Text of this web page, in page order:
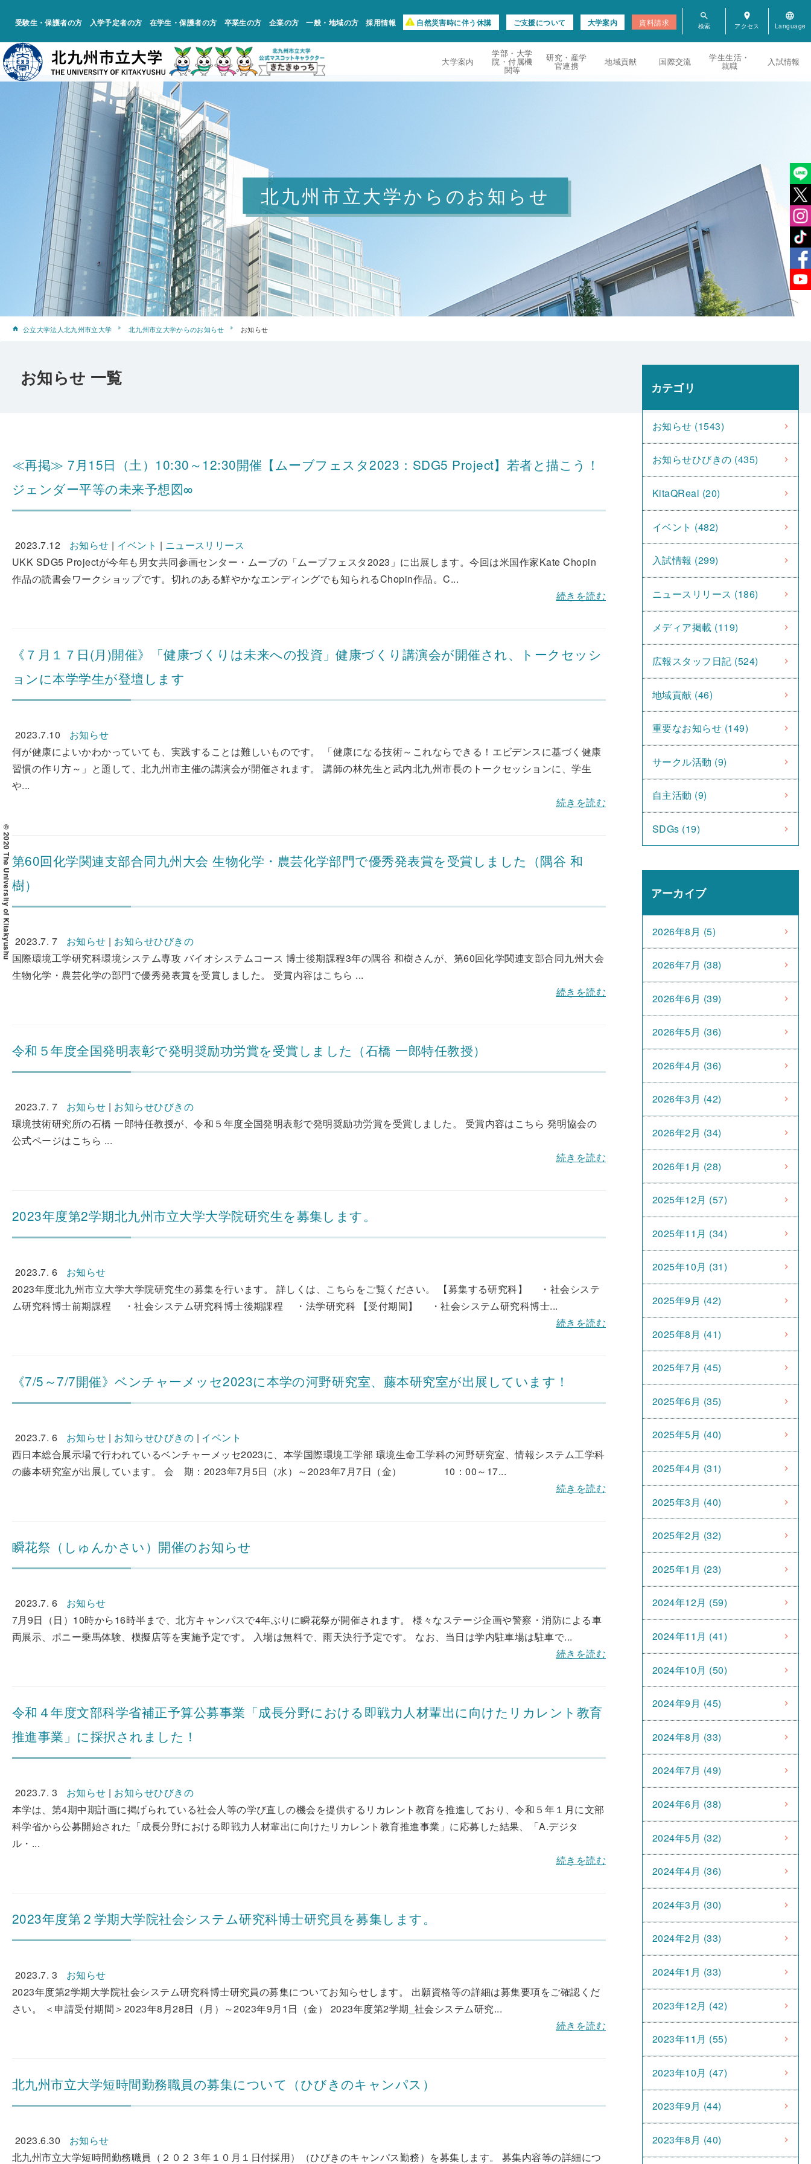
受験生・保護者の方 入学予定者の方 在学生・保護者の方 卒業生の方 企業の方 一般・地域の方 採用情報 自然災害時に伴う休講 ご支援について 大学案内 資料請求
search room language
大学案内
学部・大学
院・付属機
関等
研究・産学
官連携 地域貢献 国際交流 学生生活・
就職 入試情報
© 2020 The University of Kitakyushu
北九州市立大学からのお知らせ
公立大学法人北九州市立大学 北九州市立大学からのお知らせ お知らせ
お知らせ 一覧
≪再掲≫ 7月15日（土）10:30～12:30開催【ムーブフェスタ2023：SDG5 Project】若者と描こう！
ジェンダー平等の未来予想図∞
2023.7.12 お知らせ | イベント | ニュースリリース
UKK SDG5 Projectが今年も男女共同参画センター・ムーブの「ムーブフェスタ2023」に出展します。今回は米国作家Kate Chopin
作品の読書会ワークショップです。切れのある鮮やかなエンディングでも知られるChopin作品。C...
続きを読む
《７月１７日(月)開催》「健康づくりは未来への投資」健康づくり講演会が開催され、トークセッシ
ョンに本学学生が登壇します
2023.7.10
お知らせ
何が健康によいかわかっていても、実践することは難しいものです。 「健康になる技術～これならできる！エビデンスに基づく健康
習慣の作り方～」と題して、北九州市主催の講演会が開催されます。 講師の林先生と武内北九州市長のトークセッションに、学生
や...
続きを読む
第60回化学関連支部合同九州大会 生物化学・農芸化学部門で優秀発表賞を受賞しました（隅谷 和
樹）
2023.7. 7 お知らせ | お知らせひびきの
国際環境工学研究科環境システム専攻 バイオシステムコース 博士後期課程3年の隅谷 和樹さんが、第60回化学関連支部合同九州大会
生物化学・農芸化学の部門で優秀発表賞を受賞しました。 受賞内容はこちら ...
続きを読む
令和５年度全国発明表彰で発明奨励功労賞を受賞しました（石橋 一郎特任教授）
2023.7. 7 お知らせ | お知らせひびきの
環境技術研究所の石橋 一郎特任教授が、令和５年度全国発明表彰で発明奨励功労賞を受賞しました。 受賞内容はこちら 発明協会の
公式ページはこちら ...
続きを読む
2023年度第2学期北九州市立大学大学院研究生を募集します。
2023.7. 6
お知らせ
2023年度北九州市立大学大学院研究生の募集を行います。 詳しくは、こちらをご覧ください。 【募集する研究科】 ・社会システ
ム研究科博士前期課程 ・社会システム研究科博士後期課程 ・法学研究科 【受付期間】 ・社会システム研究科博士...
続きを読む
《7/5～7/7開催》ベンチャーメッセ2023に本学の河野研究室、藤本研究室が出展しています！
2023.7. 6 お知らせ | お知らせひびきの | イベント
西日本総合展示場で行われているベンチャーメッセ2023に、本学国際環境工学部 環境生命工学科の河野研究室、情報システム工学科
の藤本研究室が出展しています。 会 期：2023年7月5日（水）～2023年7月7日（金） 10：00～17...
続きを読む
瞬花祭（しゅんかさい）開催のお知らせ
2023.7. 6
お知らせ
7月9日（日）10時から16時半まで、北方キャンパスで4年ぶりに瞬花祭が開催されます。 様々なステージ企画や警察・消防による車
両展示、ポニー乗馬体験、模擬店等を実施予定です。 入場は無料で、雨天決行予定です。 なお、当日は学内駐車場は駐車で...
続きを読む
令和４年度文部科学省補正予算公募事業「成長分野における即戦力人材輩出に向けたリカレント教育
推進事業」に採択されました！
2023.7. 3 お知らせ | お知らせひびきの
本学は、第4期中期計画に掲げられている社会人等の学び直しの機会を提供するリカレント教育を推進しており、令和５年１月に文部
科学省から公募開始された「成長分野における即戦力人材輩出に向けたリカレント教育推進事業」に応募した結果、「A.デジタ
ル・...
続きを読む
2023年度第２学期大学院社会システム研究科博士研究員を募集します。
2023.7. 3
お知らせ
2023年度第2学期大学院社会システム研究科博士研究員の募集についてお知らせします。 出願資格等の詳細は募集要項をご確認くだ
さい。 ＜申請受付期間＞2023年8月28日（月）～2023年9月1日（金） 2023年度第2学期_社会システム研究...
続きを読む
北九州市立大学短時間勤務職員の募集について（ひびきのキャンパス）
2023.6.30
お知らせ
北九州市立大学短時間勤務職員（２０２３年１０月１日付採用）（ひびきのキャンパス勤務）を募集します。 募集内容等の詳細につ
カテゴリ
お知らせ (1543)
お知らせひびきの (435)
KitaQReal (20)
イベント (482)
入試情報 (299)
ニュースリリース (186)
メディア掲載 (119)
広報スタッフ日記 (524)
地域貢献 (46)
重要なお知らせ (149)
サークル活動 (9)
自主活動 (9)
SDGs (19)
アーカイブ
2026年8月 (5)
2026年7月 (38)
2026年6月 (39)
2026年5月 (36)
2026年4月 (36)
2026年3月 (42)
2026年2月 (34)
2026年1月 (28)
2025年12月 (57)
2025年11月 (34)
2025年10月 (31)
2025年9月 (42)
2025年8月 (41)
2025年7月 (45)
2025年6月 (35)
2025年5月 (40)
2025年4月 (31)
2025年3月 (40)
2025年2月 (32)
2025年1月 (23)
2024年12月 (59)
2024年11月 (41)
2024年10月 (50)
2024年9月 (45)
2024年8月 (33)
2024年7月 (49)
2024年6月 (38)
2024年5月 (32)
2024年4月 (36)
2024年3月 (30)
2024年2月 (33)
2024年1月 (33)
2023年12月 (42)
2023年11月 (55)
2023年10月 (47)
2023年9月 (44)
2023年8月 (40)